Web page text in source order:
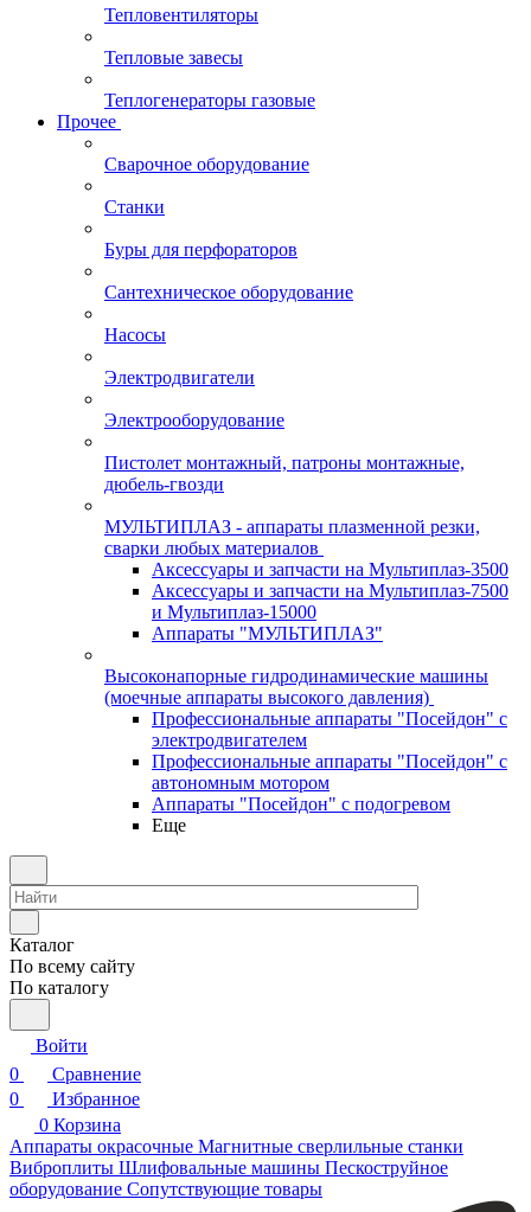
Тепловентиляторы
Тепловые завесы
Теплогенераторы газовые
Прочее
Сварочное оборудование
Станки
Буры для перфораторов
Сантехническое оборудование
Насосы
Электродвигатели
Электрооборудование
Пистолет монтажный, патроны монтажные,
дюбель-гвозди
МУЛЬТИПЛАЗ - аппараты плазменной резки,
сварки любых материалов
Аксессуары и запчасти на Мультиплаз-3500
Аксессуары и запчасти на Мультиплаз-7500
и Мультиплаз-15000
Аппараты "МУЛЬТИПЛАЗ"
Высоконапорные гидродинамические машины
(моечные аппараты высокого давления)
Профессиональные аппараты "Посейдон" с
электродвигателем
Профессиональные аппараты "Посейдон" с
автономным мотором
Аппараты "Посейдон" с подогревом
Еще
Каталог
По всему сайту
По каталогу
Войти
0
Сравнение
0
Избранное
0 Корзина
Аппараты окрасочные Магнитные сверлильные станки
Виброплиты Шлифовальные машины Пескоструйное
оборудование Сопутствующие товары